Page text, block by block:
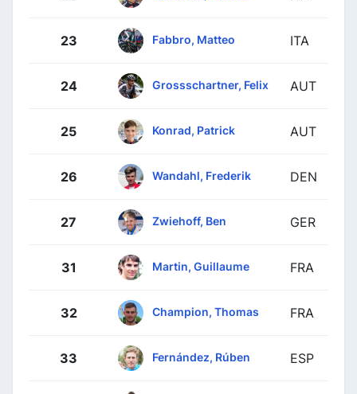
23 Fabbro, Matteo ITA
24 Grossschartner, Felix AUT
25 Konrad, Patrick AUT
26 Wandahl, Frederik DEN
27 Zwiehoff, Ben GER
31 Martin, Guillaume FRA
32 Champion, Thomas FRA
33 Fernández, Rúben ESP